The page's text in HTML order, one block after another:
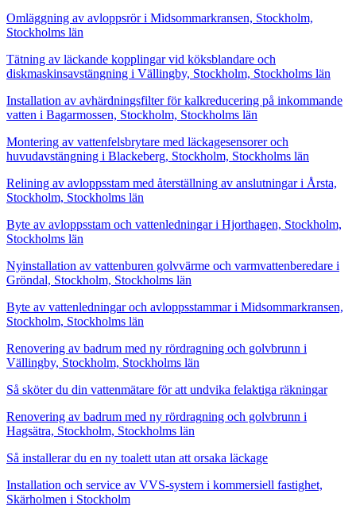
Omläggning av avloppsrör i Midsommarkransen, Stockholm,
Stockholms län
Tätning av läckande kopplingar vid köksblandare och
diskmaskinsavstängning i Vällingby, Stockholm, Stockholms län
Installation av avhärdningsfilter för kalkreducering på inkommande
vatten i Bagarmossen, Stockholm, Stockholms län
Montering av vattenfelsbrytare med läckagesensorer och
huvudavstängning i Blackeberg, Stockholm, Stockholms län
Relining av avloppsstam med återställning av anslutningar i Årsta,
Stockholm, Stockholms län
Byte av avloppsstam och vattenledningar i Hjorthagen, Stockholm,
Stockholms län
Nyinstallation av vattenburen golvvärme och varmvattenberedare i
Gröndal, Stockholm, Stockholms län
Byte av vattenledningar och avloppsstammar i Midsommarkransen,
Stockholm, Stockholms län
Renovering av badrum med ny rördragning och golvbrunn i
Vällingby, Stockholm, Stockholms län
Så sköter du din vattenmätare för att undvika felaktiga räkningar
Renovering av badrum med ny rördragning och golvbrunn i
Hagsätra, Stockholm, Stockholms län
Så installerar du en ny toalett utan att orsaka läckage
Installation och service av VVS-system i kommersiell fastighet,
Skärholmen i Stockholm